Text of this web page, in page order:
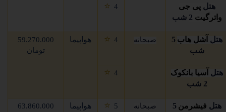
هتل پی جی
واترگیت
شب
4
⭐
هتل آشل هاب 5
شب
صبحانه 4
⭐ هواپیما
59.270.000
تومان
هتل آسیا بانکوک
2 شب
4
⭐
هتل فیشرمن 5
صبحانه 5
⭐ هواپیما
63.860.000